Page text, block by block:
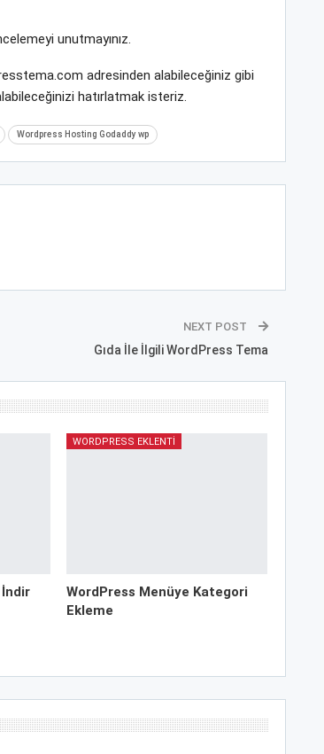
unutmayınız.
adresinden alabileceğiniz gibi
hatırlatmak isteriz.
Wordpress Hosting Godaddy wp
NEXT POST
Gıda İle İlgili WordPress Tema
WORDPRESS EKLENTI
WordPress Menüye Kategori
Ekleme